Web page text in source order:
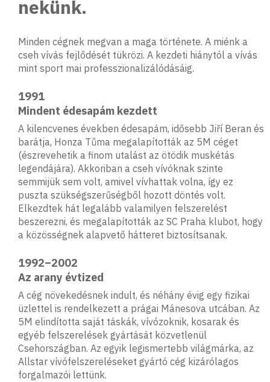
nekünk.
Minden cégnek megvan a maga története. A miénk a
cseh vívás fejlődését tükrözi. A kezdeti hiánytól a vívás
mint sport mai professzionalizálódásáig.
1991
Mindent édesapám kezdett
A kilencvenes években édesapám, idősebb Jiří Beran és
barátja, Honza Tůma megalapították az 5M céget
(észrevehetik a finom utalást az ötödik muskétás
legendájára). Akkoriban a cseh vívóknak szinte
semmijük sem volt, amivel vívhattak volna, így ez
puszta szükségszerűségből hozott döntés volt.
Elkezdtek hát legalább valamilyen felszerelést
beszerezni, és megalapították az SC Praha klubot, hogy
a közösségnek alapvető hátteret biztosítsanak.
1992–2002
Az arany évtized
A cég növekedésnek indult, és néhány évig egy fizikai
üzlettel is rendelkezett a prágai Mánesova utcában. Az
5M elindította saját táskák, vívózoknik, kosarak és
egyéb felszerelések gyártását közvetlenül
Csehországban. Az egyik legismertebb világmárka, az
Allstar vívófelszereléseket gyártó cég kizárólagos
forgalmazói lettünk.